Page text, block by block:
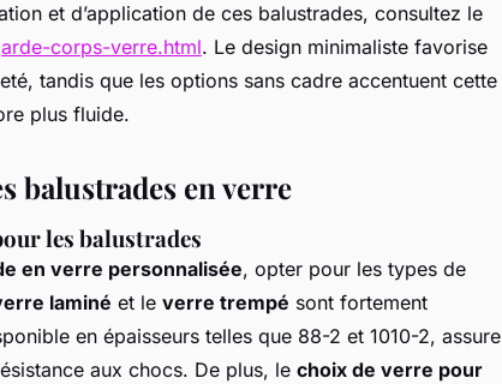
et d’application de ces balustrades, consultez le
corps-verre.html. Le design minimaliste favorise
tandis que les options sans cadre accentuent cette
plus fluide.
balustrades en verre
les balustrades
en verre personnalisée, opter pour les types de
laminé et le verre trempé sont fortement
en épaisseurs telles que 88-2 et 1010-2, assure
aux chocs. De plus, le choix de verre pour